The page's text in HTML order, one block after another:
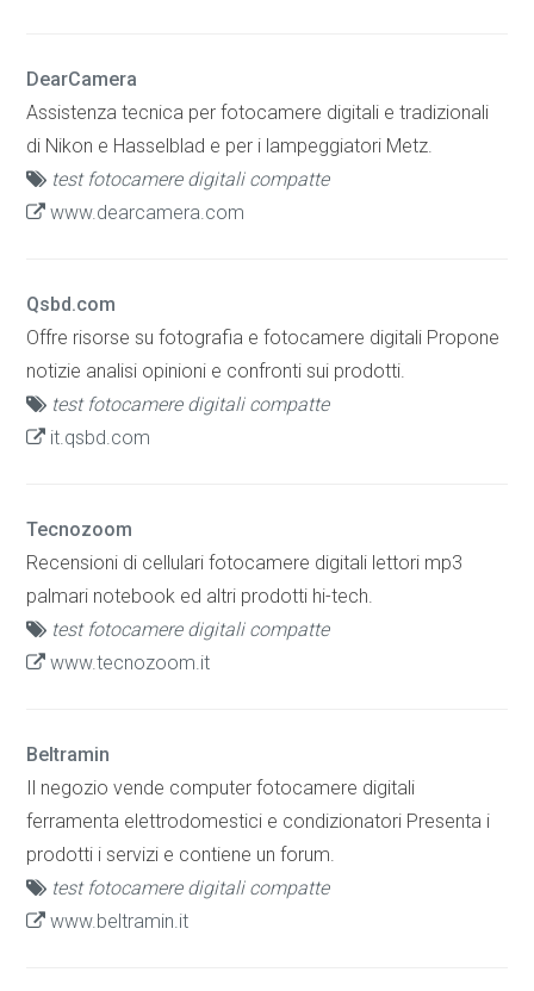
DearCamera
Assistenza tecnica per fotocamere digitali e tradizionali
di Nikon e Hasselblad e per i lampeggiatori Metz.
test fotocamere digitali compatte
www.dearcamera.com
Qsbd.com
Offre risorse su fotografia e fotocamere digitali Propone
notizie analisi opinioni e confronti sui prodotti.
test fotocamere digitali compatte
it.qsbd.com
Tecnozoom
Recensioni di cellulari fotocamere digitali lettori mp3
palmari notebook ed altri prodotti hi-tech.
test fotocamere digitali compatte
www.tecnozoom.it
Beltramin
Il negozio vende computer fotocamere digitali
ferramenta elettrodomestici e condizionatori Presenta i
prodotti i servizi e contiene un forum.
test fotocamere digitali compatte
www.beltramin.it